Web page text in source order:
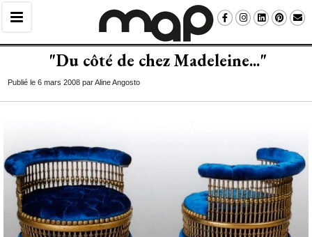
"Du côté de chez Madeleine..."
Publié le 6 mars 2008 par Aline Angosto